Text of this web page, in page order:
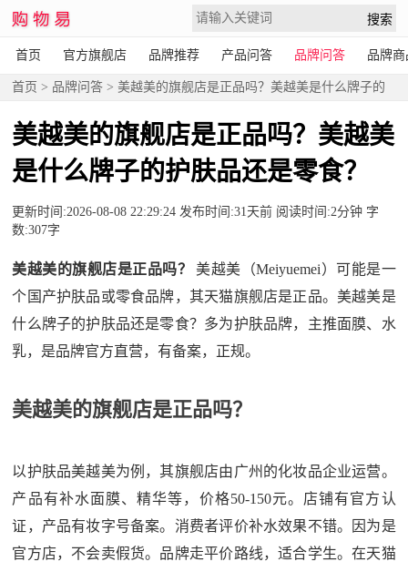
首页 官方旗舰店 品牌推荐 产品问答 品牌问答 品牌商
首页 > 品牌问答 > 美越美的旗舰店是正品吗？美越美是什么牌子的
美越美的旗舰店是正品吗？美越美
是什么牌子的护肤品还是零食？
更新时间:2026-08-08 22:29:24 发布时间:31天前 阅读时间:2分钟 字
数:307字
美越美的旗舰店是正品吗？
美越美（Meiyuemei）可能是一
个国产护肤品或零食品牌，其天猫旗舰店是正品。美越美是
什么牌子的护肤品还是零食？多为护肤品牌，主推面膜、水
乳，是品牌官方直营，有备案，正规。
美越美的旗舰店是正品吗？
以护肤品美越美为例，其旗舰店由广州的化妆品企业运营。
产品有补水面膜、精华等，价格50-150元。店铺有官方认
证，产品有妆字号备案。消费者评价补水效果不错。因为是
官方店，不会卖假货。品牌走平价路线，适合学生。在天猫